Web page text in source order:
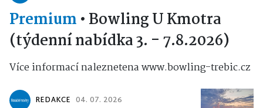
Premium • Bowling U Kmotra
(týdenní nabídka 3. - 7.8.2026)
Více informací naleznetena www.bowling-trebic.cz
REDAKCE 04. 07. 2026